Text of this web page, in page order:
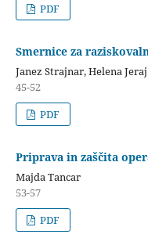
PDF
Smernice za
Janez Strajnar, Helena Jeraj
45-52
PDF
Priprava in zaščita
Majda Tancar
53-57
PDF